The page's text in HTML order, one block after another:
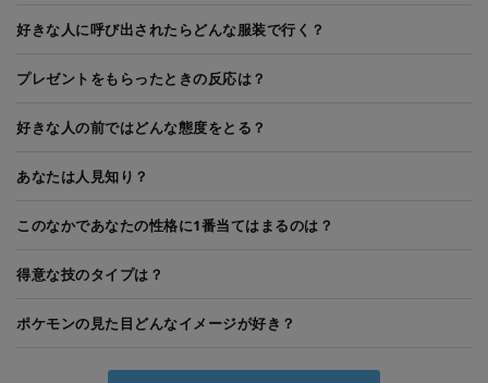
好きな人に呼び出されたらどんな服装で行く？
プレゼントをもらったときの反応は？
好きな人の前ではどんな態度をとる？
あなたは人見知り？
このなかであなたの性格に1番当てはまるのは？
得意な技のタイプは？
ポケモンの見た目どんなイメージが好き？